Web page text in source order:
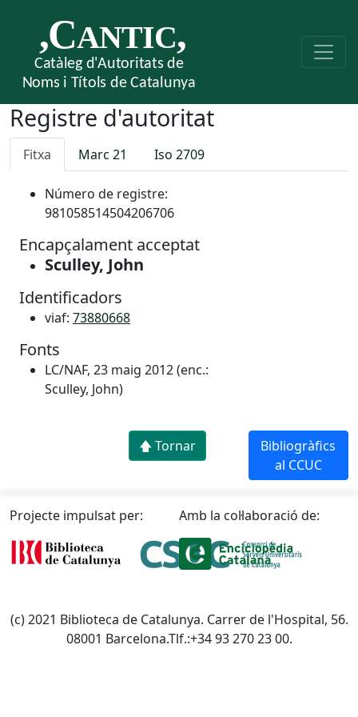
Registre d'autoritat
Fitxa Marc 21 Iso 2709
Número de registre:
981058514504206706
Encapçalament acceptat
Sculley, John
Identificadors
viaf: 73880668
Fonts
LC/NAF, 23 maig 2012 (enc.:
Sculley, John)
🡅 Tornar
Bibliogràfics
al CCUC
Projecte impulsat per: Amb la col·laboració de:
(c) 2021 Biblioteca de Catalunya. Carrer de l'Hospital, 56.
08001 Barcelona.Tlf.:+34 93 270 23 00.